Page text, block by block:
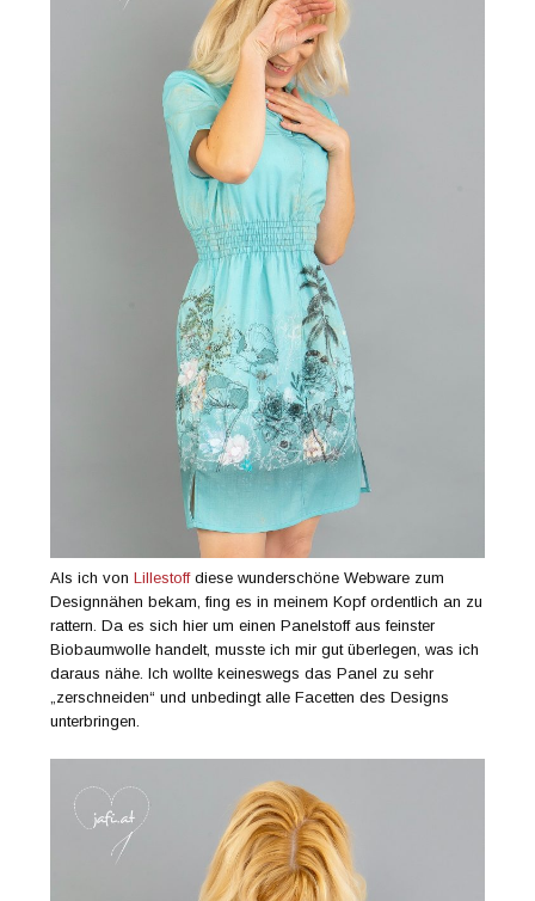
Als ich vonLillestoffdiese wunderschöne Webware zum
Designnähen bekam, fing es in meinem Kopf ordentlich an zu
rattern. Da es sich hier um einen Panelstoff aus feinster
Biobaumwolle handelt, musste ich mir gut überlegen, was ich
daraus nähe. Ich wollte keineswegs das Panel zu sehr
„zerschneiden“ und unbedingt alle Facetten des Designs
unterbringen.